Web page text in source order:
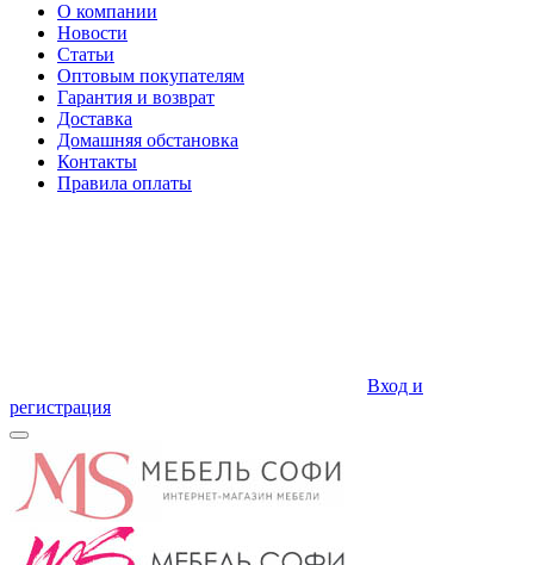
О компании
Новости
Статьи
Оптовым покупателям
Гарантия и возврат
Доставка
Домашняя обстановка
Контакты
Правила оплаты
Вход и
регистрация